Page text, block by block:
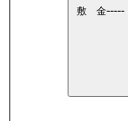
敷 金-----